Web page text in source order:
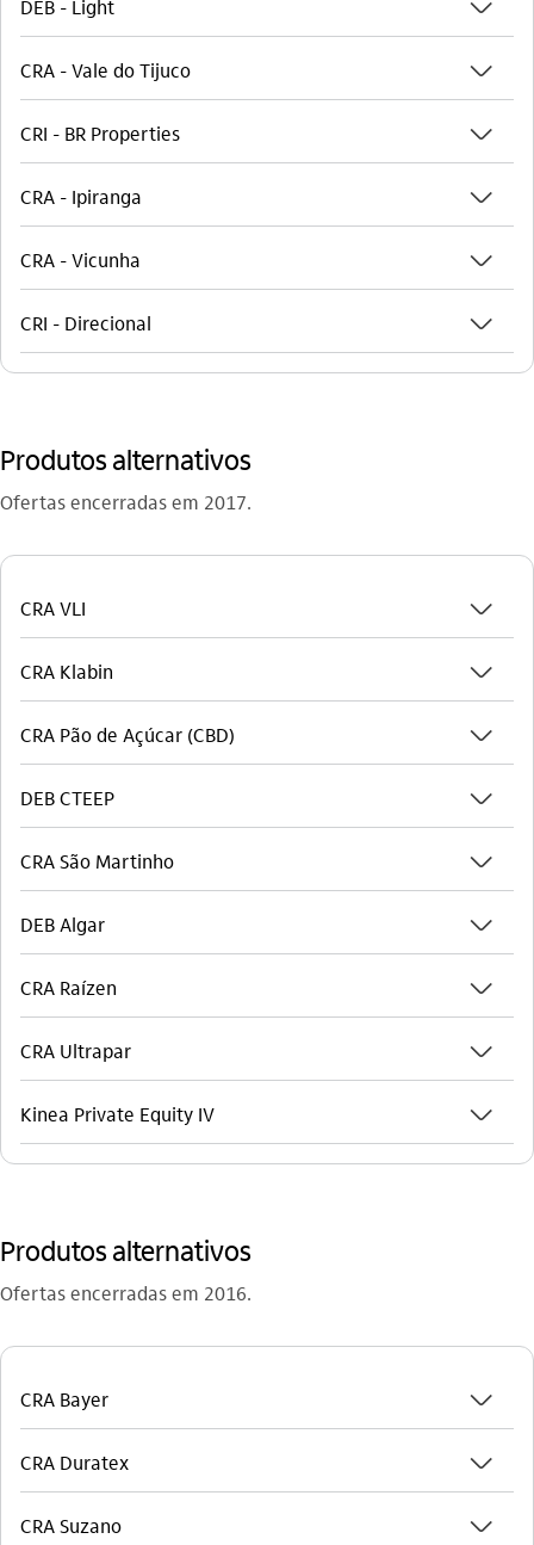
DEB - Light seta_baixo
CRA - Vale do Tijuco seta_baixo
CRI - BR Properties seta_baixo
CRA - Ipiranga seta_baixo
CRA - Vicunha seta_baixo
CRI - Direcional seta_baixo
Produtos alternativos
Ofertas encerradas em 2017.
CRA VLI seta_baixo
CRA Klabin seta_baixo
CRA Pão de Açúcar (CBD) seta_baixo
DEB CTEEP seta_baixo
CRA São Martinho seta_baixo
DEB Algar seta_baixo
CRA Raízen seta_baixo
CRA Ultrapar seta_baixo
Kinea Private Equity IV seta_baixo
Produtos alternativos
Ofertas encerradas em 2016.
CRA Bayer seta_baixo
CRA Duratex seta_baixo
CRA Suzano seta_baixo